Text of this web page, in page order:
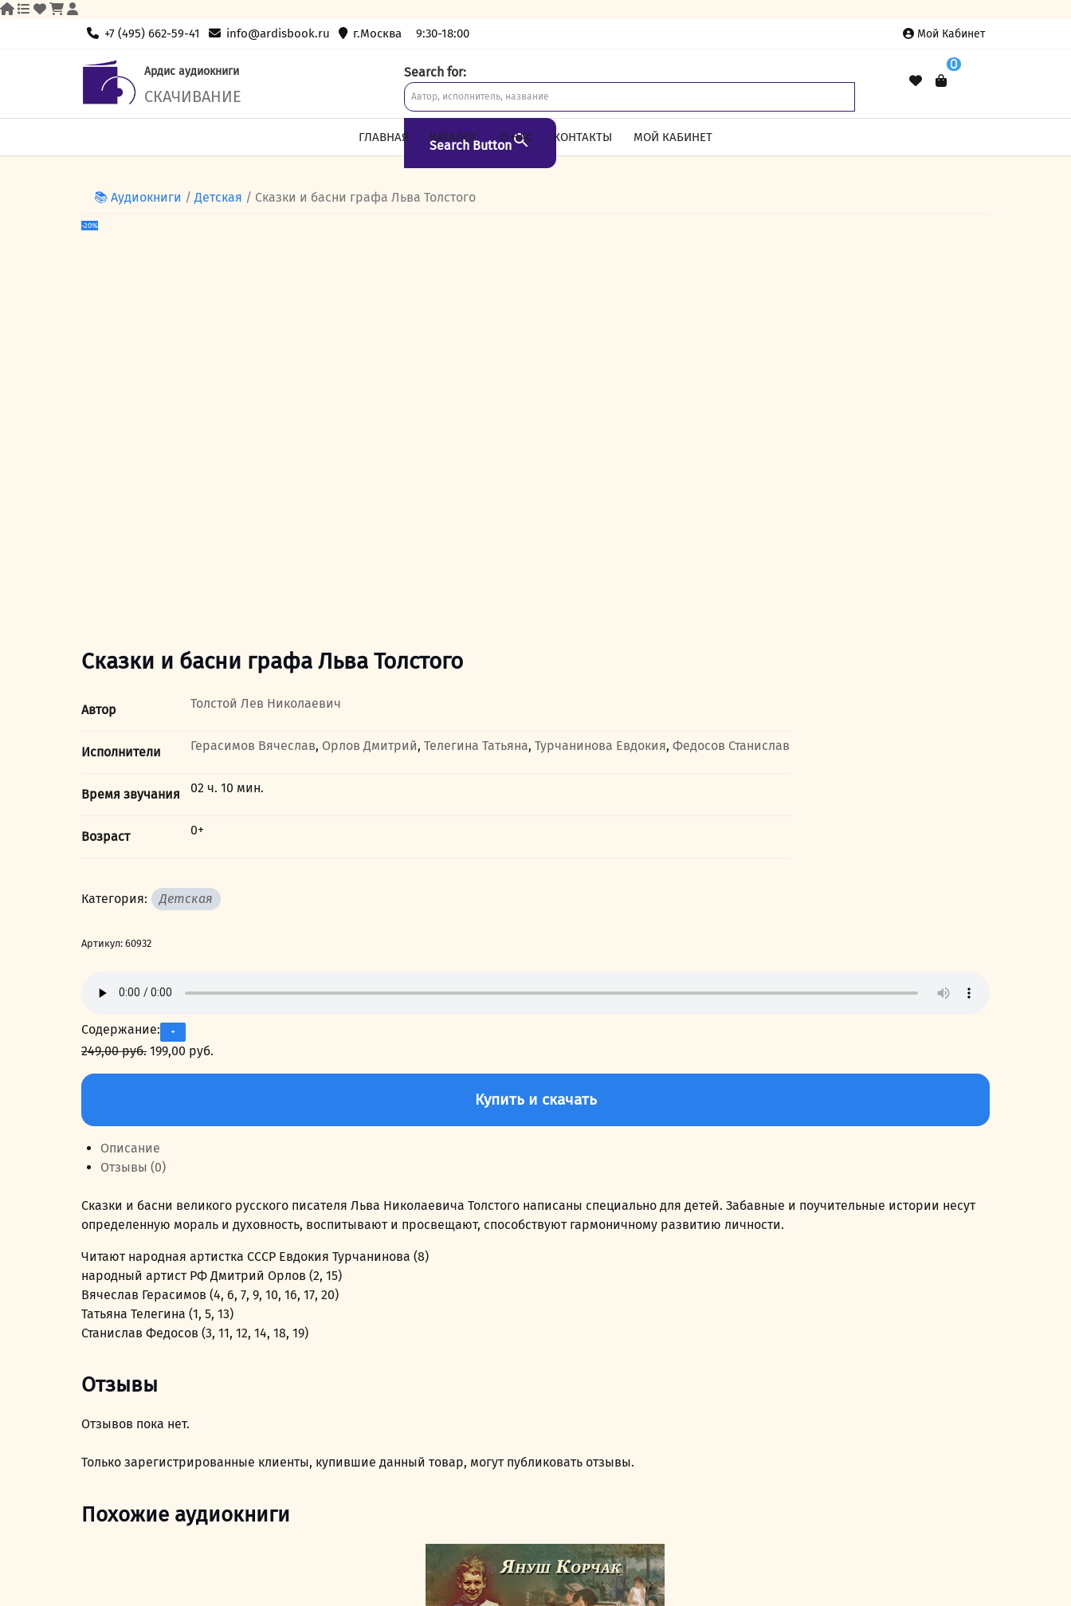
+7 (495) 662-59-41 info@ardisbook.ru г.Москва 9:30-18:00 Мой Кабинет
Ардис аудиокниги
СКАЧИВАНИЕ
Search for:
Search Button
0
ГЛАВНАЯ КАТАЛОГ О НАС КОНТАКТЫ МОЙ КАБИНЕТ
📚 Аудиокниги /Детская / Сказки и басни графа Льва Толстого
-20%
Сказки и басни графа Льва Толстого
Автор Толстой Лев Николаевич
Исполнители Герасимов Вячеслав, Орлов Дмитрий,Телегина Татьяна,Турчанинова Евдокия,Федосов Станислав
Время звучания 02 ч. 10 мин.
Возраст 0+
Категория: Детская
Артикул: 60932
Содержание:
249,00руб. Первоначальная
199,00 руб.
Количество
Сказки
Купить и скачать
Описание
Отзывы (0)
Сказки и басни великого русского писателя Льва Николаевича Толстого написаны специально для детей. Забавные и поучительные истории несут
определенную мораль и духовность, воспитывают и просвещают, способствуют гармоничному развитию личности.
Читают народная артистка СССР Евдокия Турчанинова (8)
народный артист РФ Дмитрий Орлов (2, 15)
Вячеслав Герасимов (4, 6, 7, 9, 10, 16, 17, 20)
Татьяна Телегина (1, 5, 13)
Станислав Федосов (3, 11, 12, 14, 18, 19)
Отзывы
Отзывов пока нет.
Только зарегистрированные клиенты, купившие данный товар, могут публиковать отзывы.
Похожие аудиокниги